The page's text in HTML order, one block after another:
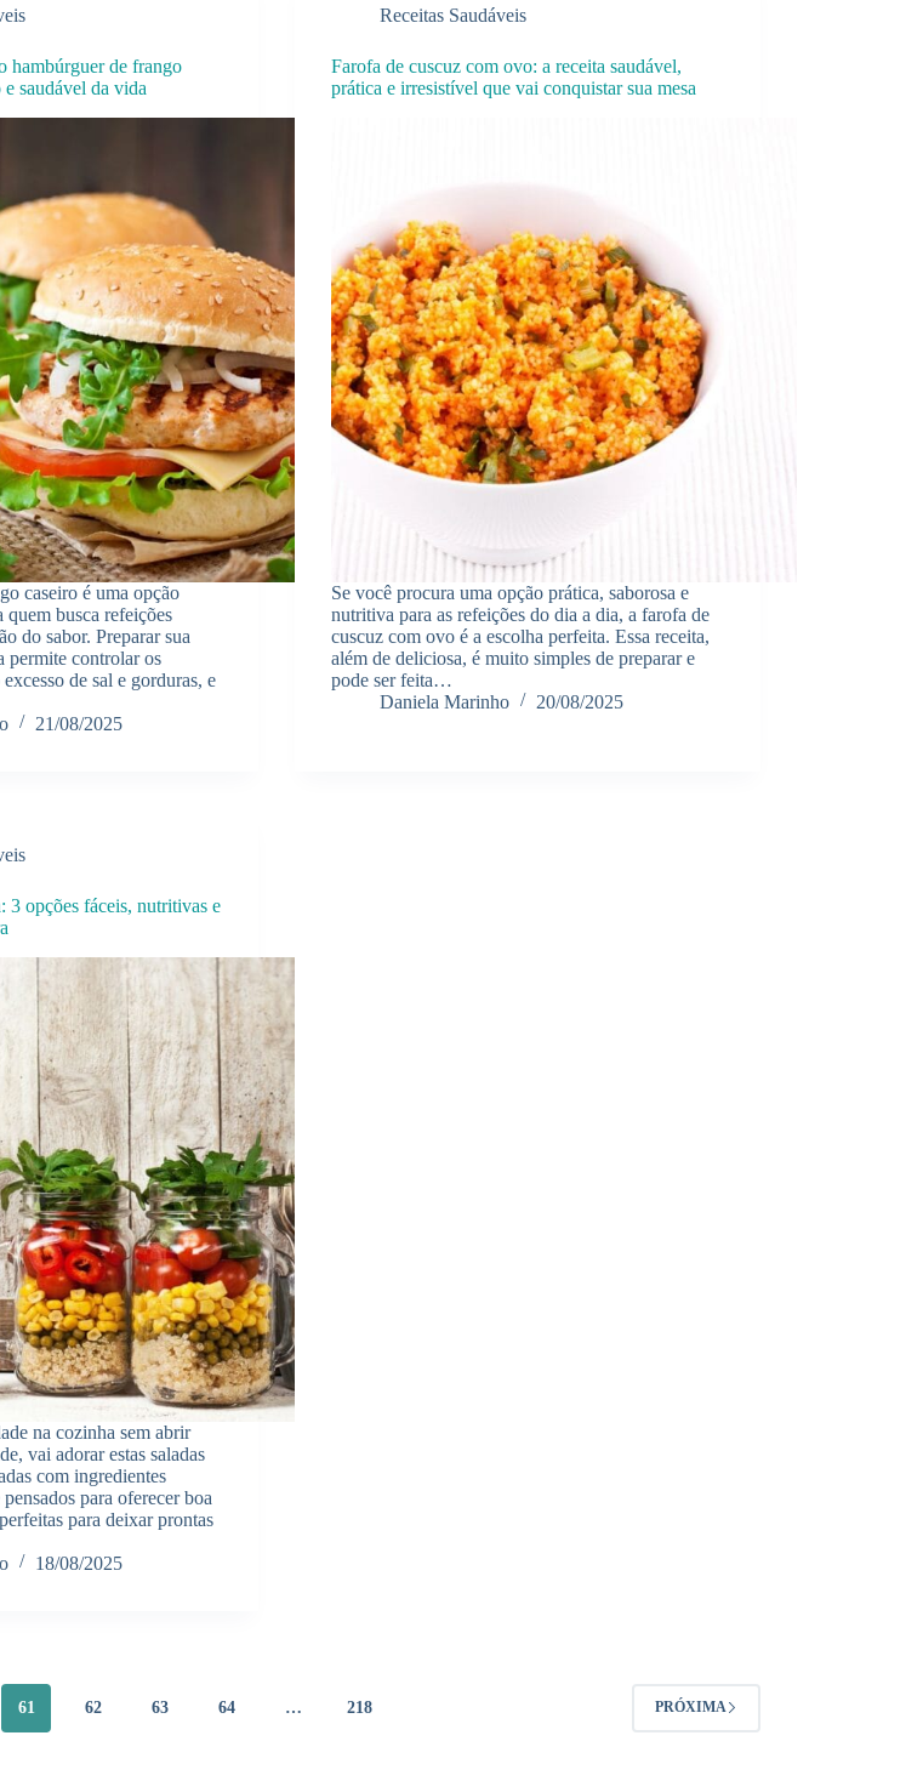
hambúrguer de frango
saudável da vida
caseiro é uma opção
quem busca refeições
do sabor. Preparar sua
permite controlar os
de sal e gorduras, e
21/08/2025
Receitas Saudáveis
Farofa de cuscuz com ovo: a receita saudável,
prática e irresistível que vai conquistar sua mesa
Se você procura uma opção prática, saborosa e
nutritiva para as refeições do dia a dia, a farofa de
cuscuz com ovo é a escolha perfeita. Essa receita,
além de deliciosa, é muito simples de preparar e
pode ser feita…
Daniela Marinho
20/08/2025
3 opções fáceis, nutritivas e
na cozinha sem abrir
vai adorar estas saladas
com ingredientes
para oferecer boa
para deixar prontas
18/08/2025
61 62 63 64 … 218 PRÓXIMA